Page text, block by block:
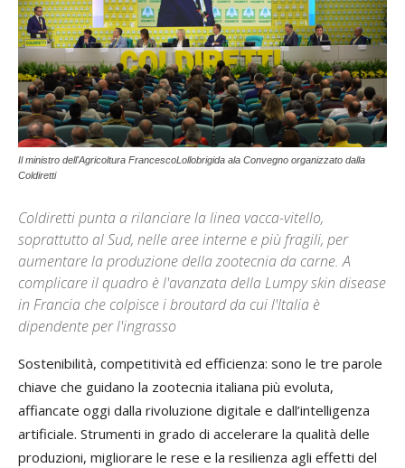
Il ministro dell'Agricoltura FrancescoLollobrigida ala Convegno organizzato dalla
Coldiretti
Coldiretti punta a rilanciare la linea vacca-vitello,
soprattutto al Sud, nelle aree interne e più fragili, per
aumentare la produzione della zootecnia da carne. A
complicare il quadro è l'avanzata della Lumpy skin disease
in Francia che colpisce i broutard da cui l'Italia è
dipendente per l'ingrasso
Sostenibilità, competitività ed efficienza: sono le tre parole
chiave che guidano la zootecnia italiana più evoluta,
affiancate oggi dalla rivoluzione digitale e dall’intelligenza
artificiale. Strumenti in grado di accelerare la qualità delle
produzioni, migliorare le rese e la resilienza agli effetti del